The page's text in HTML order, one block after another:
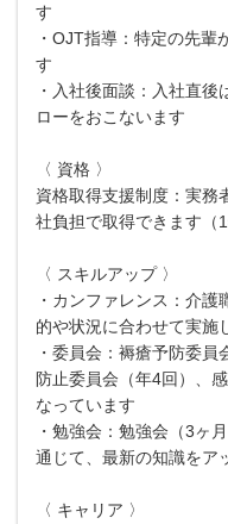
す
・OJT指導：特定の先輩
す
・入社後面談：入社直
ローをおこないます
〈 資格 〉
資格取得支援制度：実務
社負担で取得できます（
〈 スキルアップ 〉
・カンファレンス：介
的や状況に合わせて実施
・委員会：褥瘡予防委
防止委員会（年4回）、
なっています
・勉強会：勉強会（3ヶ
通じて、最新の知識をア
〈 キャリア 〉